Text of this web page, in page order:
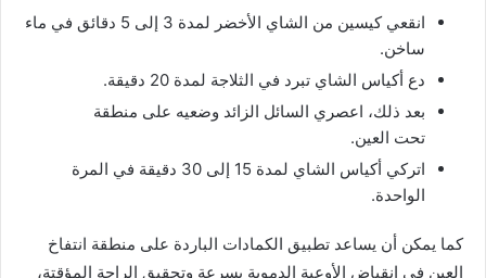
انقعي كيسين من الشاي الأخضر لمدة 3 إلى 5 دقائق في ماء
ساخن.
دع أكياس الشاي تبرد في الثلاجة لمدة 20 دقيقة.
بعد ذلك، اعصري السائل الزائد وضعيه على منطقة
تحت العين.
اتركي أكياس الشاي لمدة 15 إلى 30 دقيقة في المرة
الواحدة.
كما يمكن أن يساعد تطبيق الكمادات الباردة على منطقة انتفاخ
العين في انقباض الأوعية الدموية بسرعة وتحقيق الراحة المؤقتة،